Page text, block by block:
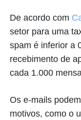
De acordo com
setor para uma
spam é inferior a
recebimento de
cada 1.000
Os e-mails
motivos, como o